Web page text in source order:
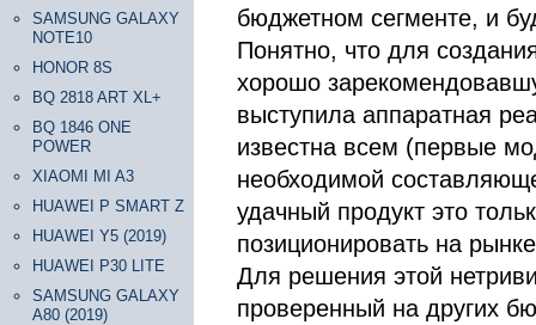
SAMSUNG GALAXY
NOTE10
HONOR 8S
BQ 2818 ART XL+
BQ 1846 ONE
POWER
XIAOMI MI A3
HUAWEI P SMART Z
HUAWEI Y5 (2019)
HUAWEI P30 LITE
SAMSUNG GALAXY
A80 (2019)
бюджетном сегменте, и
Понятно, что для
хорошо
выступила аппаратная
известна всем (первые
необходимой
удачный продукт это
позиционировать на
Для решения этой
проверенный на других